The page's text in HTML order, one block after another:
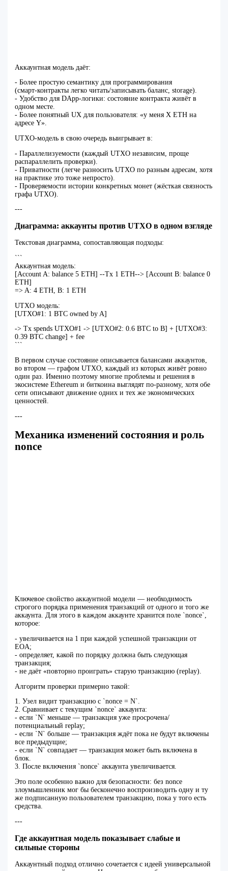
Аккаунтная модель даёт:
- Более простую семантику для программирования
(смарт‑контракты легко читать/записывать баланс, storage).
- Удобство для DApp‑логики: состояние контракта живёт в
одном месте.
- Более понятный UX для пользователя: «у меня X ETH на
адресе Y».
UTXO‑модель в свою очередь выигрывает в:
- Параллелизуемости (каждый UTXO независим, проще
распараллелить проверки).
- Приватности (легче разносить UTXO по разным адресам, хотя
на практике это тоже непросто).
- Проверяемости истории конкретных монет (жёсткая связность
графа UTXO).
---
Диаграмма: аккаунты против UTXO в одном взгляде
Текстовая диаграмма, сопоставляющая подходы:
```
Аккаунтная модель:
[Account A: balance 5 ETH] --Tx 1 ETH--> [Account B: balance 0
ETH]
=> A: 4 ETH, B: 1 ETH
UTXO модель:
[UTXO#1: 1 BTC owned by A]
-> Tx spends UTXO#1 -> [UTXO#2: 0.6 BTC to B] + [UTXO#3:
0.39 BTC change] + fee
```
В первом случае состояние описывается балансами аккаунтов,
во втором — графом UTXO, каждый из которых живёт ровно
один раз. Именно поэтому многие проблемы и решения в
экосистеме Ethereum и биткоина выглядят по‑разному, хотя обе
сети описывают движение одних и тех же экономических
ценностей.
---
Механика изменений состояния и роль
nonce
Ключевое свойство аккаунтной модели — необходимость
строгого порядка применения транзакций от одного и того же
аккаунта. Для этого в каждом аккаунте хранится поле `nonce`,
которое:
- увеличивается на 1 при каждой успешной транзакции от
EOA;
- определяет, какой по порядку должна быть следующая
транзакция;
- не даёт «повторно проиграть» старую транзакцию (replay).
Алгоритм проверки примерно такой:
1. Узел видит транзакцию с `nonce = N`.
2. Сравнивает с текущим `nonce` аккаунта:
- если `N` меньше — транзакция уже просрочена/
потенциальный replay;
- если `N` больше — транзакция ждёт пока не будут включены
все предыдущие;
- если `N` совпадает — транзакция может быть включена в
блок.
3. После включения `nonce` аккаунта увеличивается.
Это поле особенно важно для безопасности: без nonce
злоумышленник мог бы бесконечно воспроизводить одну и ту
же подписанную пользователем транзакцию, пока у того есть
средства.
---
Где аккаунтная модель показывает слабые и
сильные стороны
Аккаунтный подход отлично сочетается с идеей универсальной